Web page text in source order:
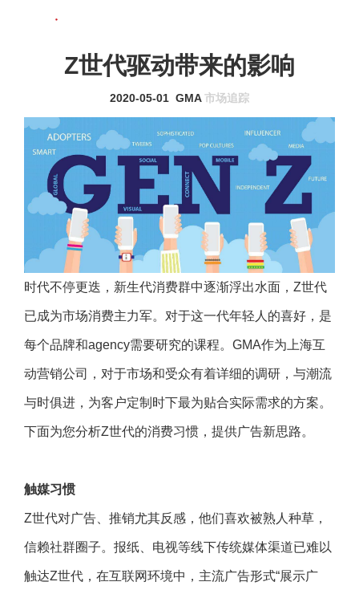
Z世代驱动带来的影响
2020-05-01 GMA 市场追踪
时代不停更迭，新生代消费群中逐渐浮出水面，Z世代
已成为市场消费主力军。对于这一代年轻人的喜好，是
每个品牌和agency需要研究的课程。GMA作为上海互
动营销公司，对于市场和受众有着详细的调研，与潮流
与时俱进，为客户定制时下最为贴合实际需求的方案。
下面为您分析Z世代的消费习惯，提供广告新思路。
触媒习惯
Z世代对广告、推销尤其反感，他们喜欢被熟人种草，
信赖社群圈子。报纸、电视等线下传统媒体渠道已难以
触达Z世代，在互联网环境中，主流广告形式“展示广